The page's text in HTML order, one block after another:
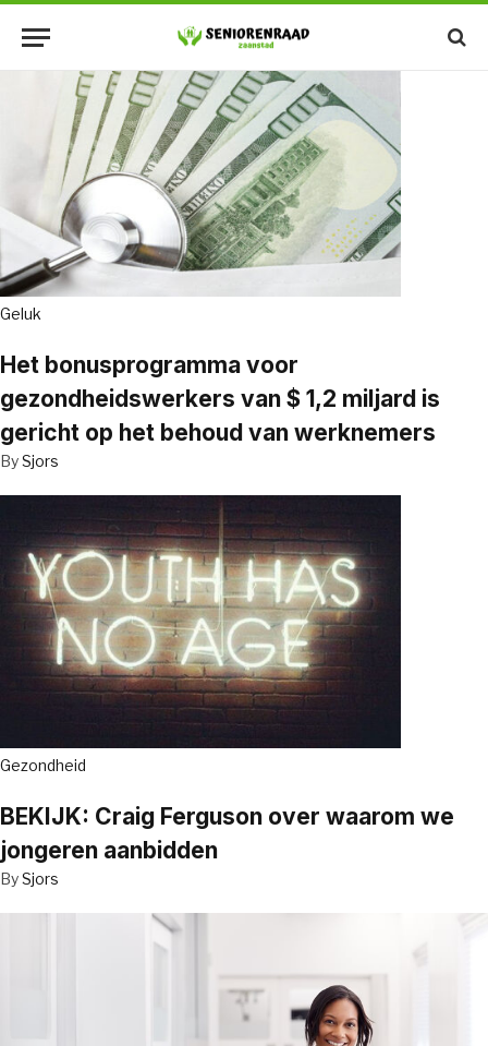
Geluk
Het bonusprogramma voor
gezondheidswerkers van $ 1,2 miljard is
gericht op het behoud van werknemers
BySjors
Gezondheid
BEKIJK: Craig Ferguson over waarom we
jongeren aanbidden
BySjors